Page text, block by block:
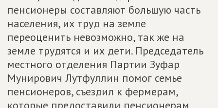
пенсионеры составляют большую часть
населения, их труд на земле
переоценить невозможно, так же на
земле трудятся и их дети. Председатель
местного отделения Партии Зуфар
Мунирович Лутфуллин помог семье
пенсионеров, съездил к фермерам,
которые предоставили пенсионерам